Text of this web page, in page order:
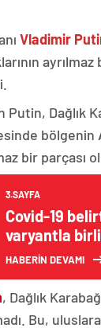
Vladimir
ayrılmaz
Putin, Dağlık
bölgenin
bir parçası
3.SAYFA
Covid-19
varyantla
değişti?
HABERİN DEVAMI
, Dağlık
Bu,